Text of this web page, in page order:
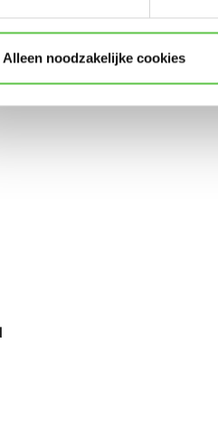
Alleen noodzakelijke cookies